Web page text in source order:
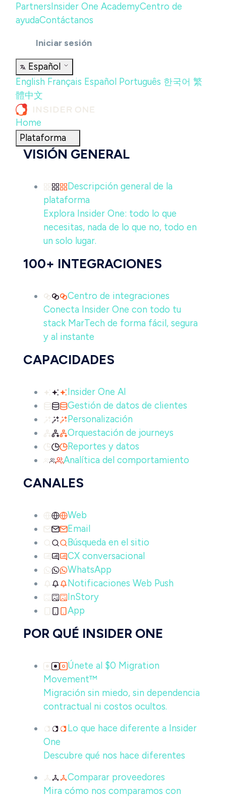
Partners Insider One AcademyCentro de
ayudaContáctanos
Iniciar sesión
Español
English Français Español Português 한국어 繁
體中文
Home
Plataforma
VISIÓN GENERAL
Descripción general de la
plataforma
Explora Insider One: todo lo que
necesitas, nada de lo que no, todo en
un solo lugar.
100+ INTEGRACIONES
Centro de integraciones
Conecta Insider One con todo tu
stack MarTech de forma fácil, segura
y al instante
CAPACIDADES
Insider One AI
Gestión de datos de clientes
Personalización
Orquestación de journeys
Reportes y datos
Analítica del comportamiento
CANALES
Web
Email
Búsqueda en el sitio
CX conversacional
WhatsApp
Notificaciones Web Push
InStory
App
POR QUÉ INSIDER ONE
Únete al $0 Migration
Movement™
Migración sin miedo, sin dependencia
contractual ni costos ocultos.
Lo que hace diferente a Insider
One
Descubre qué nos hace diferentes
Comparar proveedores
Mira cómo nos comparamos con